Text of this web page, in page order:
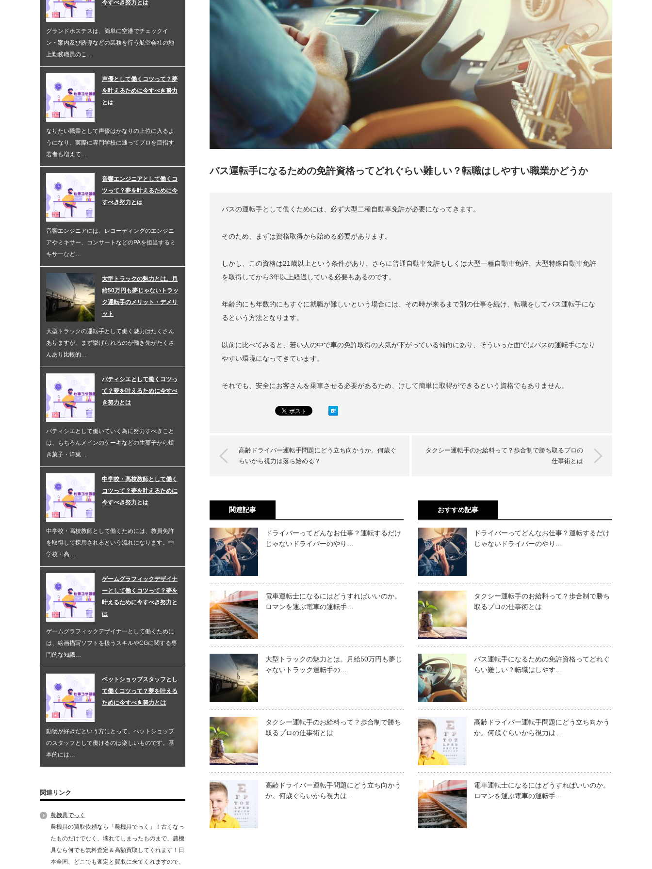
バス運転手になるための免許資格ってどれぐらい難しい？転職はしやすい職業かどうか
バスの運転手として働くためには、必ず大型二種自動車免許が必要になってきます。
そのため、まずは資格取得から始める必要があります。
しかし、この資格は21歳以上という条件があり、さらに普通自動車免許もしくは大型一種自動車免許、大型特殊自動車免許
を取得してから3年以上経過している必要もあるのです。
年齢的にも年数的にもすぐに就職が難しいという場合には、その時が来るまで別の仕事を続け、転職をしてバス運転手にな
るという方法となります。
以前に比べてみると、若い人の中で車の免許取得の人気が下がっている傾向にあり、そういった面ではバスの運転手になり
やすい環境になってきています。
それでも、安全にお客さんを乗車させる必要があるため、けして簡単に取得ができるという資格でもありません。
高齢ドライバー運転手問題にどう立ち向かうか。何歳ぐ
らいから視力は落ち始める？
タクシー運転手のお給料って？歩合制で勝ち取るプロの
仕事術とは
関連記事
ドライバーってどんなお仕事？運転するだけ
じゃないドライバーのやり…
電車運転士になるにはどうすればいいのか。
ロマンを運ぶ電車の運転手…
大型トラックの魅力とは。月給50万円も夢じ
ゃないトラック運転手の…
タクシー運転手のお給料って？歩合制で勝ち
取るプロの仕事術とは
高齢ドライバー運転手問題にどう立ち向かう
か。何歳ぐらいから視力は…
おすすめ記事
ドライバーってどんなお仕事？運転するだけ
じゃないドライバーのやり…
タクシー運転手のお給料って？歩合制で勝ち
取るプロの仕事術とは
バス運転手になるための免許資格ってどれぐ
らい難しい？転職はしやす…
高齢ドライバー運転手問題にどう立ち向かう
か。何歳ぐらいから視力は…
電車運転士になるにはどうすればいいのか。
ロマンを運ぶ電車の運転手…
今すべき努力とは
グランドホステスは、簡単に空港でチェックイ
ン・案内及び誘導などの業務を行う航空会社の地
上勤務職員のこ…
声優として働くコツって？夢
を叶えるために今すべき努力
とは
なりたい職業として声優はかなりの上位に入るよ
うになり、実際に専門学校に通ってプロを目指す
若者も増えて…
音響エンジニアとして働くコ
ツって？夢を叶えるために今
すべき努力とは
音響エンジニアには、レコーディングのエンジニ
アやミキサー、コンサートなどのPAを担当するミ
キサーなど…
大型トラックの魅力とは。月
給50万円も夢じゃないトラッ
ク運転手のメリット・デメリ
ット
大型トラックの運転手として働く魅力はたくさん
ありますが、まず挙げられるのが働き先がたくさ
んあり比較的…
パティシエとして働くコツっ
て？夢を叶えるために今すべ
き努力とは
パティシエとして働いていく為に努力すべきこと
は、もちろんメインのケーキなどの生菓子から焼
き菓子・洋菓…
中学校・高校教師として働く
コツって？夢を叶えるために
今すべき努力とは
中学校・高校教師として働くためには、教員免許
を取得して採用されるという流れになります。中
学校・高…
ゲームグラフィックデザイナ
ーとして働くコツって？夢を
叶えるために今すべき努力と
は
ゲームグラフィックデザイナーとして働くために
は、絵画描写ソフトを扱うスキルやCGに関する専
門的な知識…
ペットショップスタッフとし
て働くコツって？夢を叶える
ために今すべき努力とは
動物が好きだという方にとって、ペットショップ
のスタッフとして働けるのは楽しいものです。基
本的には…
関連リンク
農機具でっく
農機具の買取依頼なら「農機具でっく」！古くなっ
たものだけでなく、壊れてしまったものまで、農機
具なら何でも無料査定＆高額買取してくれます！日
本全国、どこでも査定と買取に来てくれますので、